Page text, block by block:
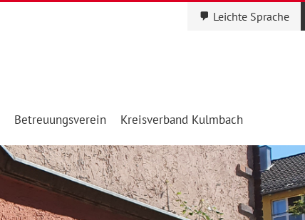
Leichte Sprache
Betreuungsverein Kreisverband Kulmbach